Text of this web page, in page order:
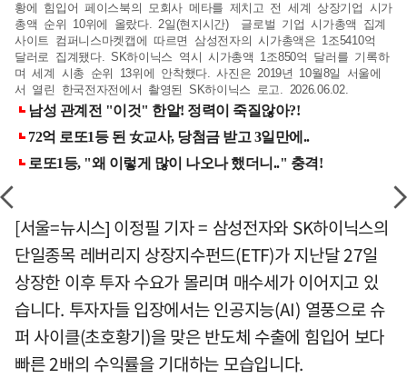
황에 힘입어 페이스북의 모회사 메타를 제치고 전 세계 상장기업 시가
총액 순위 10위에 올랐다. 2일(현지시간) 글로벌 기업 시가총액 집계
사이트 컴퍼니스마켓캡에 따르면 삼성전자의 시가총액은 1조5410억
달러로 집계됐다. SK하이닉스 역시 시가총액 1조850억 달러를 기록하
며 세계 시총 순위 13위에 안착했다. 사진은 2019년 10월8일 서울에
서 열린 한국전자전에서 촬영된 SK하이닉스 로고. 2026.06.02.
[서울=뉴시스] 이정필 기자 = 삼성전자와 SK하이닉스의
단일종목 레버리지 상장지수펀드(ETF)가 지난달 27일
상장한 이후 투자 수요가 몰리며 매수세가 이어지고 있
습니다. 투자자들 입장에서는 인공지능(AI) 열풍으로 슈
퍼 사이클(초호황기)을 맞은 반도체 수출에 힘입어 보다
빠른 2배의 수익률을 기대하는 모습입니다.